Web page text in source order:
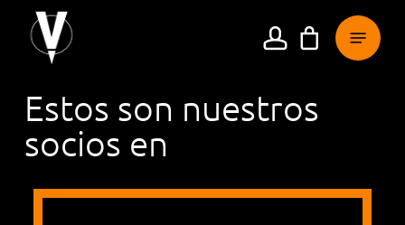
contenido
cuenta
Menú
Estos son nuestros
socios en